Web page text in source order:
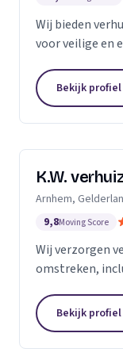
Wij bieden
voor veilige en
Bekijk profiel
K.W.
Arnhem,
9,8Moving Score
Wij verzorgen
omstreken,
Bekijk profiel